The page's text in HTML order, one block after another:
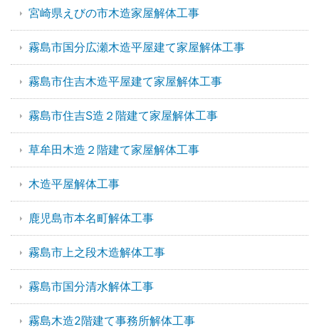
宮崎県えびの市木造家屋解体工事
霧島市国分広瀬木造平屋建て家屋解体工事
霧島市住吉木造平屋建て家屋解体工事
霧島市住吉S造２階建て家屋解体工事
草牟田木造２階建て家屋解体工事
木造平屋解体工事
鹿児島市本名町解体工事
霧島市上之段木造解体工事
霧島市国分清水解体工事
霧島木造2階建て事務所解体工事